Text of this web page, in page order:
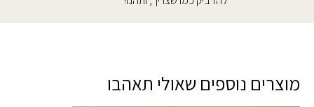
מוצרים נוספים שאולי תאהבו